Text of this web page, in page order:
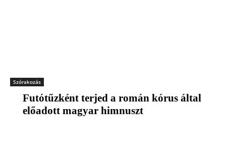
Szórakozás
Futótűzként terjed a román kórus által
előadott magyar himnuszt